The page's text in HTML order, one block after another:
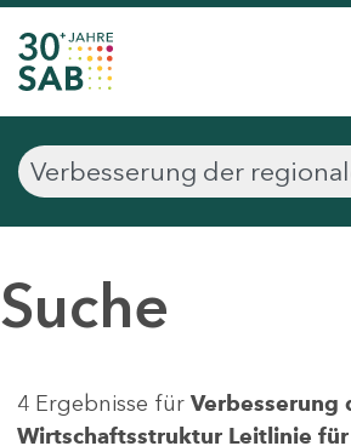
Suche
4 Ergebnisse für Verbesserung
Wirtschaftsstruktur Leitlinie für